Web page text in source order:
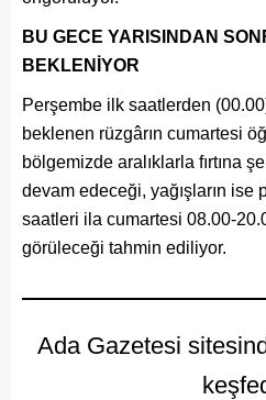
BU GECE YARISINDAN
BEKLENİYOR
Perşembe ilk saatlerden
beklenen rüzgârın cumartesi
bölgemizde aralıklarla fırtına
devam edeceği, yağışların ise
saatleri ila cumartesi 08.00-
görüleceği tahmin ediliyor.
Ada Gazetesi